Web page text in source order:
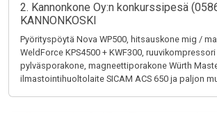
2. Kannonkone Oy:n konkurssipesä
KANNONKOSKI
Pyörityspöytä Nova WP500, hitsauskone mig /
WeldForce KPS4500 + KWF300, ruuvikompressori
pylväsporakone, magneettiporakone Würth
ilmastointihuoltolaite SICAM ACS 650 ja paljon